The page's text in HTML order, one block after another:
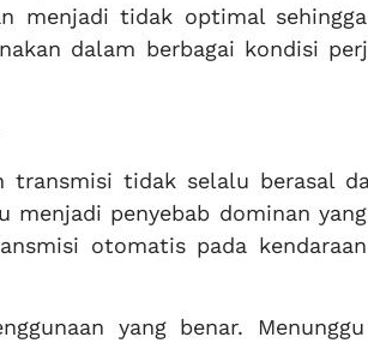
menjadi tidak optimal
dalam berbagai kondisi
transmisi tidak selalu berasal
menjadi penyebab dominan
otomatis pada
yang benar.